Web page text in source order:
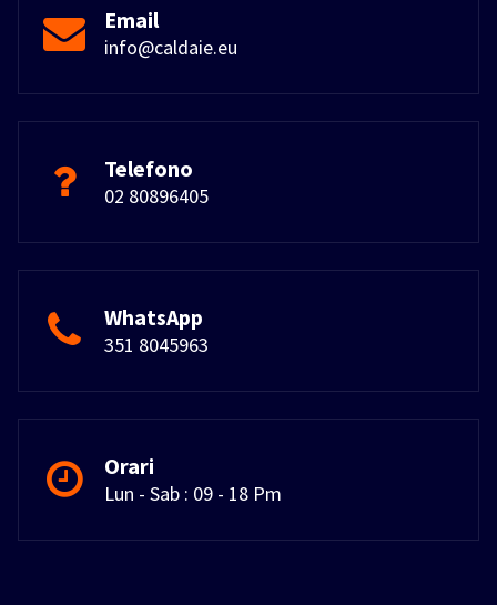
Email
info@caldaie.eu
Telefono
02 80896405
WhatsApp
351 8045963
Orari
Lun - Sab : 09 - 18 Pm